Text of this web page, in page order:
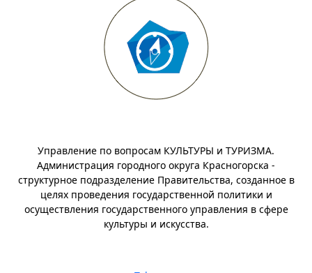
Управление по вопросам КУЛЬТУРЫ и ТУРИЗМА.
Администрация городного округа Красногорска -
структурное подразделение Правительства, созданное в
целях проведения государственной политики и
осуществления государственного управления в сфере
культуры и искусства.